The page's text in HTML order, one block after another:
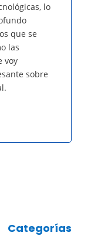
lo
que se
las
voy
sobre
Categorías